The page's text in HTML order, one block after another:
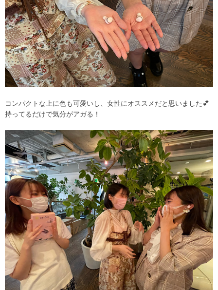
コンパクトな上に色も可愛いし、女性にオススメだと思いました💕
持ってるだけで気分がアガる！